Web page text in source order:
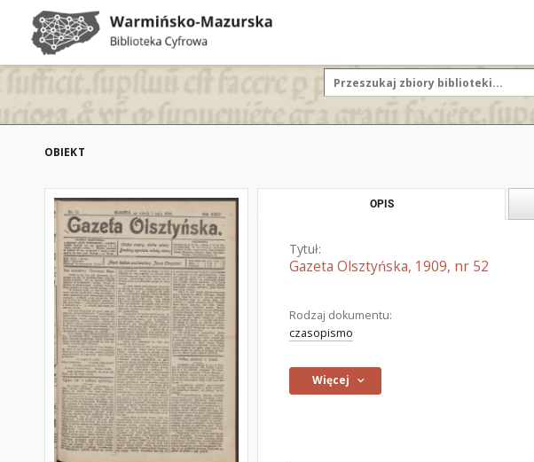
OBIEKT
OPIS
Tytuł:
Gazeta Olsztyńska, 1909, nr 52
Rodzaj dokumentu:
czasopismo
Więcej